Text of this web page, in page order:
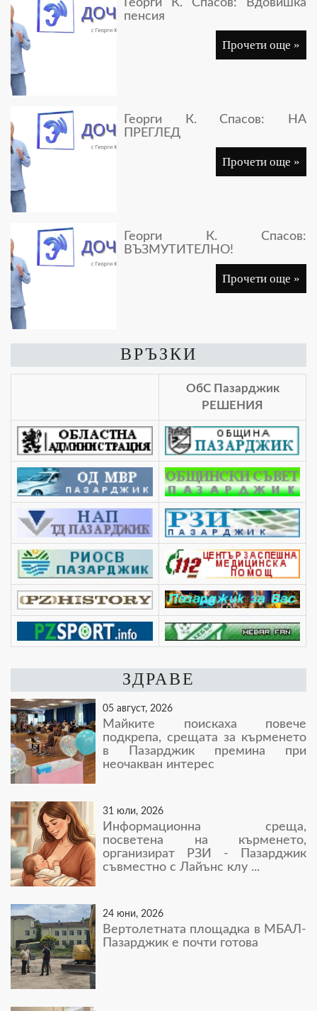
Георги К. Спасов: Вдовишка
пенсия
Прочети още »
Георги К. Спасов: НА
ПРЕГЛЕД
Прочети още »
Георги К. Спасов:
ВЪЗМУТИТЕЛНО!
Прочети още »
ВРЪЗКИ
ОбС Пазарджик
РЕШЕНИЯ
ЗДРАВЕ
05 август, 2026
Майките поискаха повече
подкрепа, срещата за кърменето
в Пазарджик премина при
неочакван интерес
31 юли, 2026
Информационна среща,
посветена на кърменето,
организират РЗИ - Пазарджик
съвместно с Лайънс клу ...
24 юни, 2026
Вертолетната площадка в МБАЛ-
Пазарджик е почти готова